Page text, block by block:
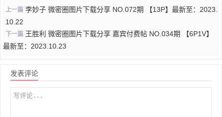
上一篇 李妙子 微密圈图片下载分享 NO.072期 【13P】最新至：2023.
10.22
下一篇 王胜利 微密圈图片下载分享 嘉宾付费帖 NO.034期 【6P1V】
最新至：2023.10.23
发表评论